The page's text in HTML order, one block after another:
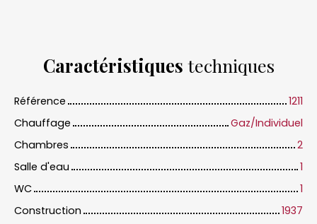
Caractéristiques techniques
Référence
1211
Chauffage
Gaz/Individuel
Chambres
2
Salle d'eau
1
WC
1
Construction
1937